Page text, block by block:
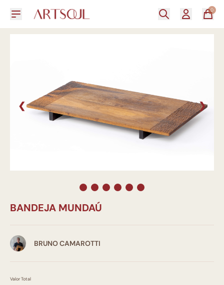
0
❮ ❯
BANDEJA MUNDAÚ
BRUNO CAMAROTTI
Valor Total